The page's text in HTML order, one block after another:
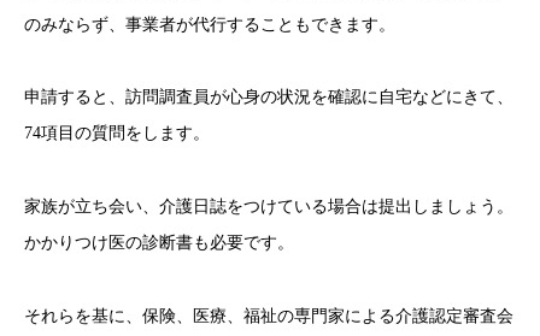
のみならず、事業者が代行することもできます。
申請すると、訪問調査員が心身の状況を確認に自宅などにきて、
74項目の質問をします。
家族が立ち会い、介護日誌をつけている場合は提出しましょう。
かかりつけ医の診断書も必要です。
それらを基に、保険、医療、福祉の専門家による介護認定審査会